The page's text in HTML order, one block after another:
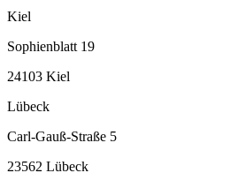
Kiel
Sophienblatt 19
24103 Kiel
Lübeck
Carl-Gauß-Straße 5
23562 Lübeck